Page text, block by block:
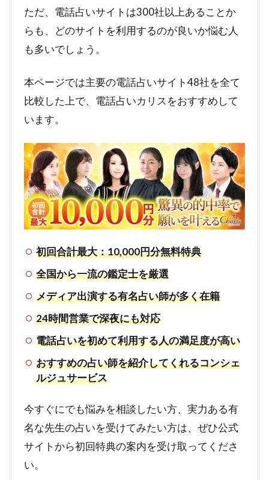
ただ、電話占いサイトは300社以上あることか
らも、どのサイトを利用するのが良いか悩む人
も多いでしょう。
本ページでは主要の電話占いサイト48社を全て
比較した上で、電話占いカリスをおすすめして
います。
初回合計最大：10,000円分無料特典
全国から一流の鑑定士を厳選
メディア出演する有名占い師が多く在籍
24時間営業で深夜にも対応
電話占いを初めて利用する人の満足度が高い
おすすめの占い師を紹介してくれるコンシェ
ルジュサービス
今すぐにでも悩みを相談したい方、実力ある有
名な先生の占いを受けてみたい方は、ぜひ公式
サイトから初回特典の案内を受け取ってくださ
い。